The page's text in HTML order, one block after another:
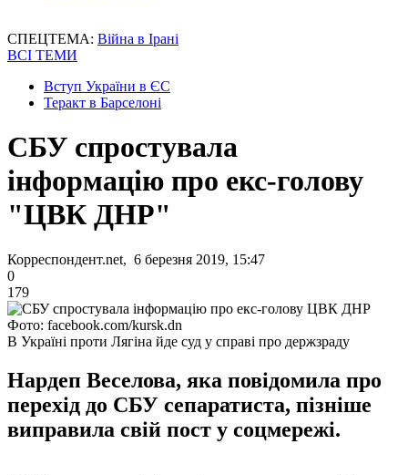
СПЕЦТЕМА: Війна в Ірані
ВСІ ТЕМИ
Вступ України в ЄС
Теракт в Барселоні
СБУ спростувала
інформацію про екс-голову
"ЦВК ДНР"
Корреспондент.net, 6 березня 2019, 15:47
0
179
Фото: facebook.com/kursk.dn
В Україні проти Лягіна йде суд у справі про держзраду
Нардеп Веселова, яка повідомила про
перехід до СБУ сепаратиста, пізніше
виправила свій пост у соцмережі.